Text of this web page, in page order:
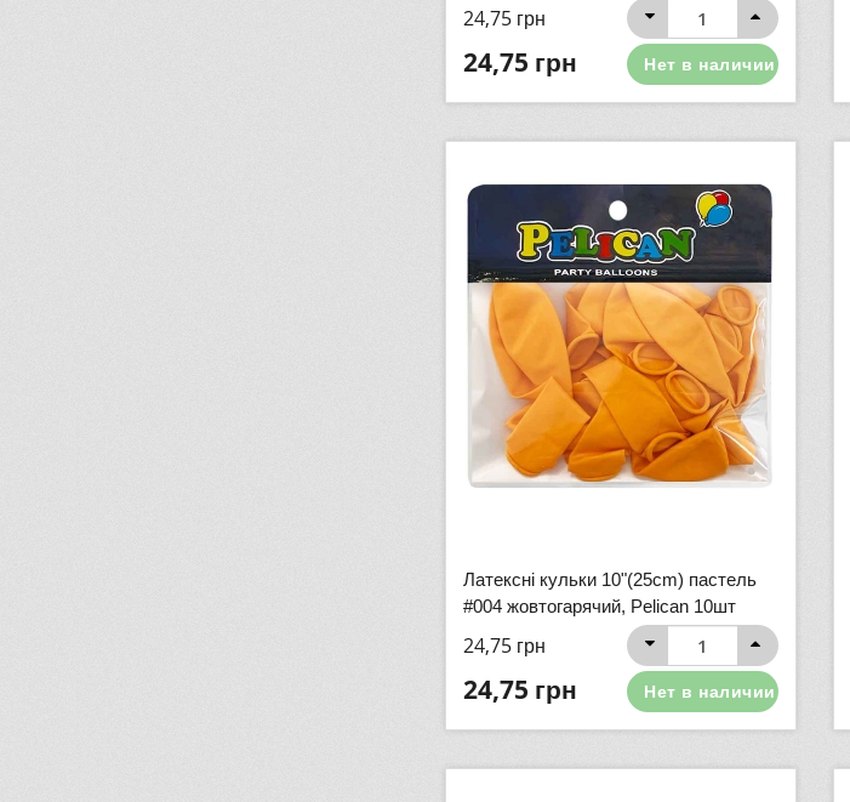
24,75 грн
24,75 грн Нет в наличии
Латексні кульки 10"(25cm) пастель
#004 жовтогарячий, Pelican 10шт
24,75 грн
24,75 грн Нет в наличии